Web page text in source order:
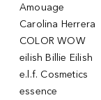
Amouage
Carolina Herrera
COLOR WOW
eilish Billie Eilish
e.l.f. Cosmetics
essence